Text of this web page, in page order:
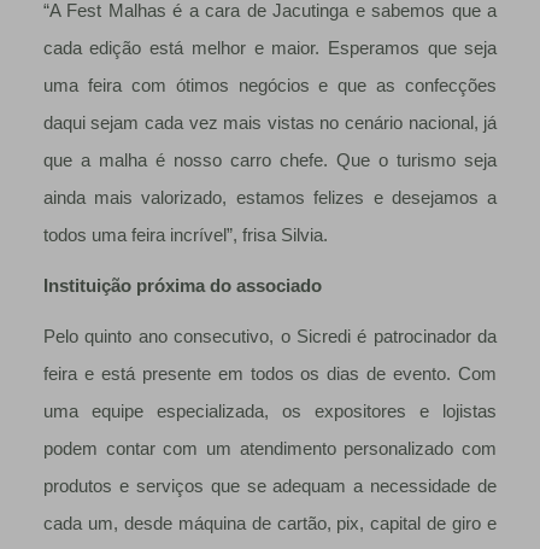
“A Fest Malhas é a cara de Jacutinga e sabemos que a
cada edição está melhor e maior. Esperamos que seja
uma feira com ótimos negócios e que as confecções
daqui sejam cada vez mais vistas no cenário nacional, já
que a malha é nosso carro chefe. Que o turismo seja
ainda mais valorizado, estamos felizes e desejamos a
todos uma feira incrível”, frisa Silvia.
Instituição próxima do associado
Pelo quinto ano consecutivo, o Sicredi é patrocinador da
feira e está presente em todos os dias de evento. Com
uma equipe especializada, os expositores e lojistas
podem contar com um atendimento personalizado com
produtos e serviços que se adequam a necessidade de
cada um, desde máquina de cartão, pix, capital de giro e